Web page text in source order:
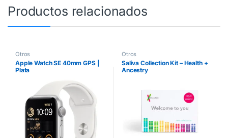
Productos relacionados
Otros
Apple Watch SE 40mm GPS |
Plata
Otros
Saliva Collection Kit – Health +
Ancestry